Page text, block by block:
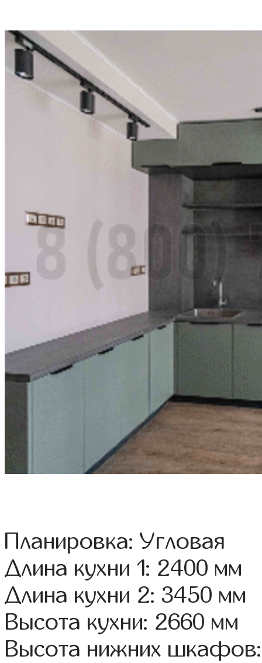
Планировка: Угловая
Длина кухни 1: 2400 мм
Длина кухни 2: 3450 мм
Высота кухни: 2660 мм
Высота нижних